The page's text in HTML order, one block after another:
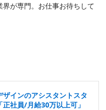
が専門。お仕事お待ちして
インのアシスタントスタ
社員/月給30万以上可」